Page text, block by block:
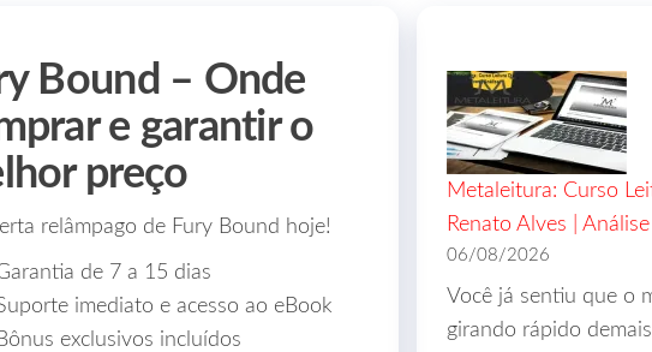
Bound – Onde
e garantir o
preço
relâmpago de Fury Bound hoje!
de 7 a 15 dias
imediato e acesso ao eBook
exclusivos incluídos
Metaleitura: Curso
Renato Alves | Análise
06/08/2026
Você já sentiu que o
girando rápido